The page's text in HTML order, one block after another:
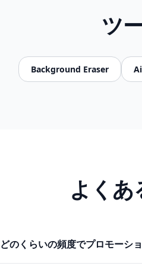
ツ
Background Eraser
よくあ
のくらいの頻度でプロモーシ